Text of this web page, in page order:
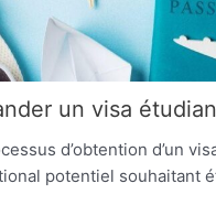
un visa
d’obtention d’un
potentiel souhaitant